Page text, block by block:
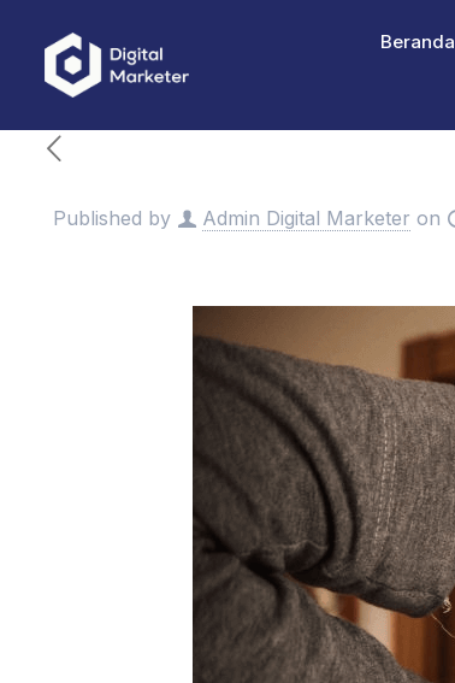
Beranda
Published by Admin Digital Marketer on